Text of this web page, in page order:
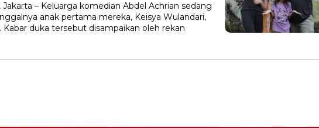
– Keluarga komedian Abdel Achrian sedang
anak pertama mereka, Keisya Wulandari,
Kabar duka tersebut disampaikan oleh rekan